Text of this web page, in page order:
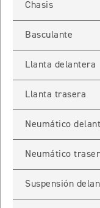
TIGER SPORT
Precio desde
Precio desde
Chasis
Basculante
Llanta delantera
Llanta trasera
Neumático
Neumático
Suspensión